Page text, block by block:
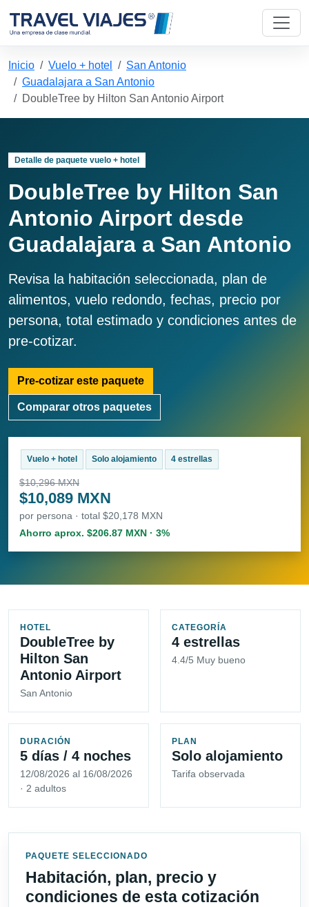
Inicio Vuelo + hotel
San Antonio
Guadalajara a San Antonio
DoubleTree by Hilton San Antonio Airport
Detalle de paquete vuelo + hotel
DoubleTree by Hilton San
Antonio Airport desde
Guadalajara a San Antonio
Revisa la habitación seleccionada, plan de
alimentos, vuelo redondo, fechas, precio por
persona, total estimado y condiciones antes de
pre-cotizar.
Pre-cotizar este paquete
Comparar otros paquetes
Vuelo + hotel Solo alojamiento 4 estrellas
$10,296 MXN
$10,089 MXN
por persona · total $20,178 MXN
Ahorro aprox. $206.87 MXN · 3%
HOTEL
DoubleTree by
Hilton San
Antonio Airport
San Antonio
CATEGORÍA
4 estrellas
4.4/5 Muy bueno
DURACIÓN
5 días / 4 noches
12/08/2026 al 16/08/2026
· 2 adultos
PLAN
Solo alojamiento
Tarifa observada
PAQUETE SELECCIONADO
Habitación, plan, precio y
condiciones de esta cotización